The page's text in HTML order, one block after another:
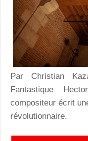
Par Christian
Fantastique
compositeur écrit
révolutionnaire.